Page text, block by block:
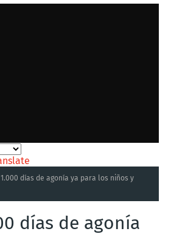
días de agonía ya para los niños y
días de agonía